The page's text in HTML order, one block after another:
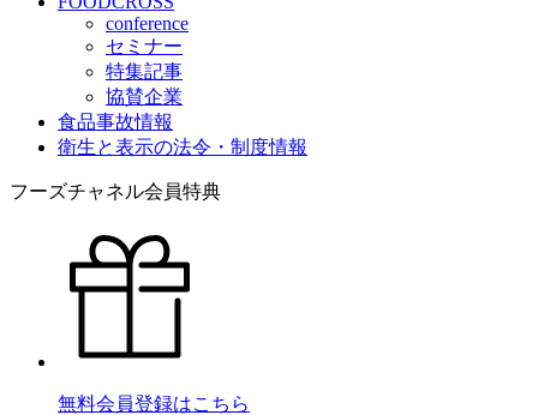
conference
セミナー
特集記事
協賛企業
食品事故情報
衛生と表示の法令・制度情報
フーズチャネル会員特典
無料会員登録はこちら